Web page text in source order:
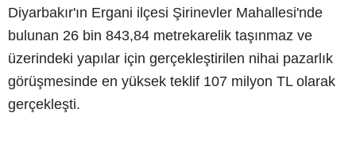
Diyarbakır'ın Ergani ilçesi Şirinevler Mahallesi'nde
bulunan 26 bin 843,84 metrekarelik taşınmaz ve
üzerindeki yapılar için gerçekleştirilen nihai pazarlık
görüşmesinde en yüksek teklif 107 milyon TL olarak
gerçekleşti.